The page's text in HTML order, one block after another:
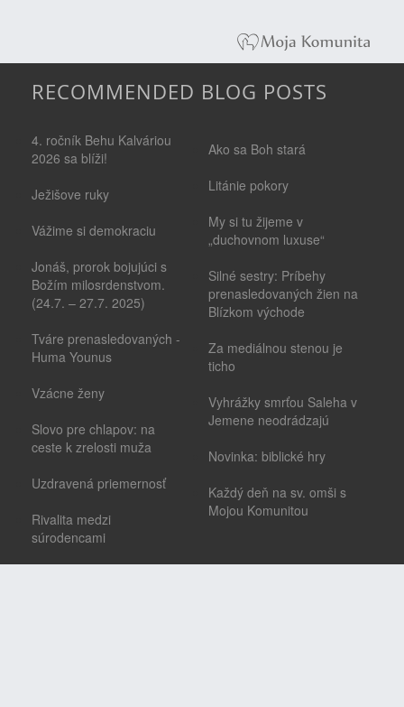
RECOMMENDED BLOG POSTS
4. ročník Behu Kalváriou
2026 sa blíži!
Ježišove ruky
Vážime si demokraciu
Jonáš, prorok bojujúci s
Božím milosrdenstvom.
(24.7. – 27.7. 2025)
Tváre prenasledovaných -
Huma Younus
Vzácne ženy
Slovo pre chlapov: na
ceste k zrelosti muža
Uzdravená priemernosť
Rivalita medzi
súrodencami
Ako sa Boh stará
Litánie pokory
My si tu žijeme v
„duchovnom luxuse“
Silné sestry: Príbehy
prenasledovaných žien na
Blízkom východe
Za mediálnou stenou je
ticho
Vyhrážky smrťou Saleha v
Jemene neodrádzajú
Novinka: biblické hry
Každý deň na sv. omši s
Mojou Komunitou